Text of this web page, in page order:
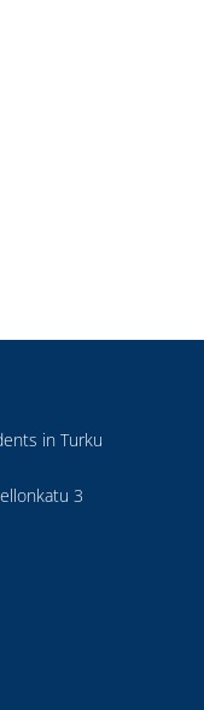
in Turku
3